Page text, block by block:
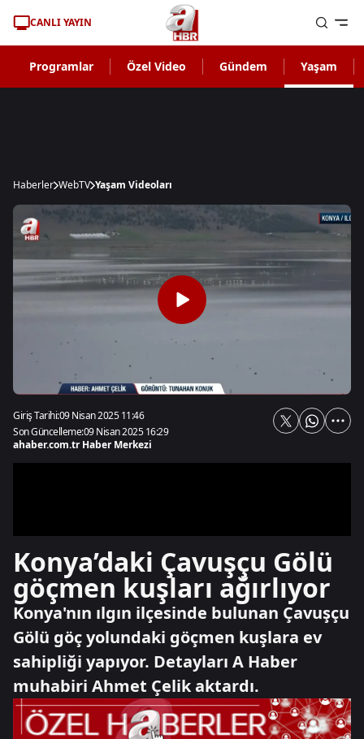
CANLI YAYIN
Programlar Özel Video Gündem Yaşam
Haberler WebTV Yaşam Videoları
Giriş Tarihi:09 Nisan 2025 11:46
Son Güncelleme:09 Nisan 2025 16:29
ahaber.com.tr Haber Merkezi
Konya’daki Çavuşçu Gölü
göçmen kuşları ağırlıyor
Konya'nın ılgın ilçesinde bulunan Çavuşçu
Gölü göç yolundaki göçmen kuşlara ev
sahipliği yapıyor. Detayları A Haber
muhabiri Ahmet Çelik aktardı.